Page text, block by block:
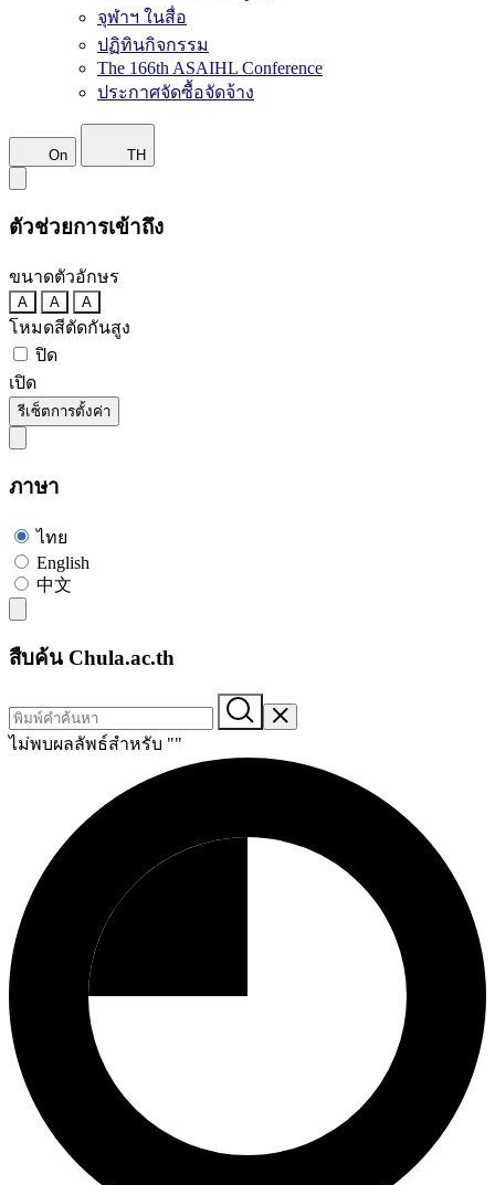
จุฬาฯ ในสื่อ
ปฏิทินกิจกรรม
The 166th ASAIHL Conference
ประกาศจัดซื้อจัดจ้าง
On TH
ตัวช่วยการเข้าถึง
ขนาดตัวอักษร
A A A
โหมดสีตัดกันสูง
ปิด
เปิด
รีเซ็ตการตั้งค่า
ภาษา
ไทย
English
中文
สืบค้น Chula.ac.th
ไม่พบผลลัพธ์สำหรับ ""